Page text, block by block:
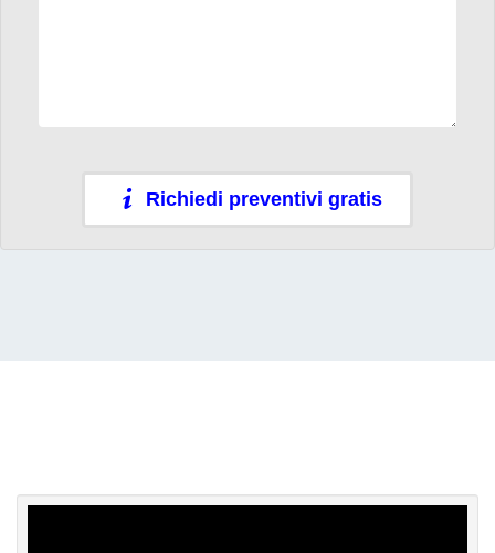
Richiedi preventivi gratis